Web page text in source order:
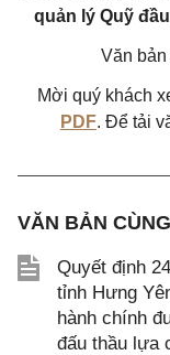
quản lý Quỹ
Văn
Mời quý khách
PDF. Để tải
VĂN BẢN
Quyết định
tỉnh Hưng
hành chính
đấu thầu lựa